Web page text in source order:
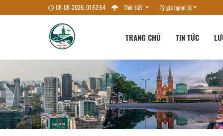
08-08-2026, 01:53:56 Thời tiết Tỷ giá ngoại tệ
TRANG CHỦ TIN TỨC